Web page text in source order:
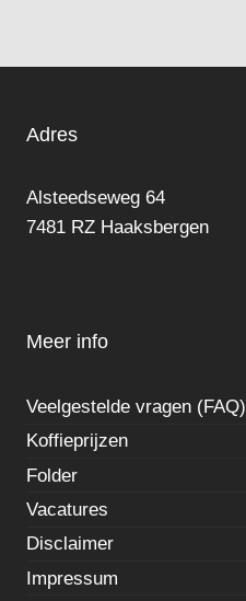
Adres
Alsteedseweg 64
7481 RZ Haaksbergen
Meer info
Veelgestelde vragen (FAQ)
Koffieprijzen
Folder
Vacatures
Disclaimer
Impressum